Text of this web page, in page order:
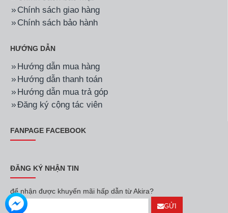
Chính sách giao hàng
Chính sách bảo hành
HƯỚNG DẪN
Hướng dẫn mua hàng
Hướng dẫn thanh toán
Hướng dẫn mua trả góp
Đăng ký cộng tác viên
FANPAGE FACEBOOK
ĐĂNG KÝ NHẬN TIN
để nhận được khuyến mãi hấp dẫn từ Akira?
GỬI